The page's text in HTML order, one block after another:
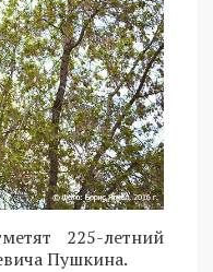
225-летний
Пушкина.